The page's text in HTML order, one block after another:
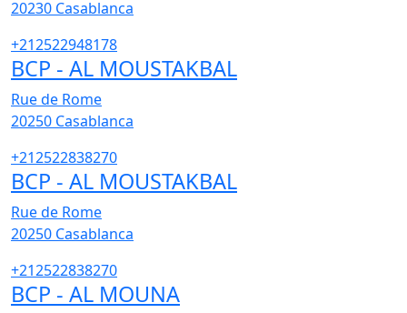
20230 Casablanca
+212522948178
BCP - AL MOUSTAKBAL
Rue de Rome
20250 Casablanca
+212522838270
BCP - AL MOUSTAKBAL
Rue de Rome
20250 Casablanca
+212522838270
BCP - AL MOUNA